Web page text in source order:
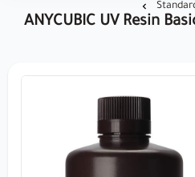
ANYCUBIC UV Resin